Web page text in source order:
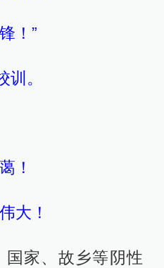
！”
训。
！
大！
国家、故乡等阴性